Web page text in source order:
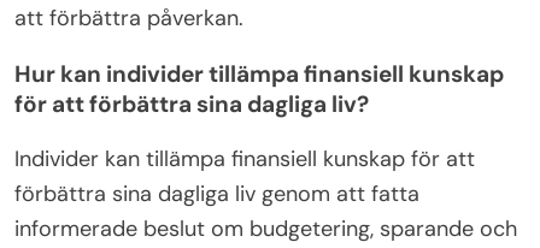
att förbättra påverkan.
Hur kan individer tillämpa finansiell kunskap
för att förbättra sina dagliga liv?
Individer kan tillämpa finansiell kunskap för att
förbättra sina dagliga liv genom att fatta
informerade beslut om budgetering, sparande och